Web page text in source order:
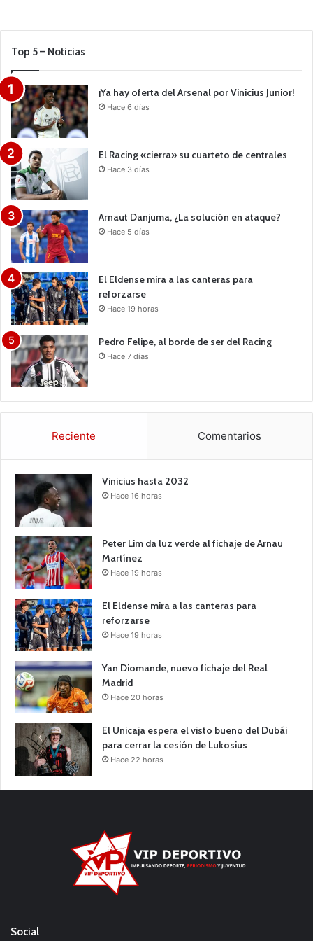
Top 5 – Noticias
¡Ya hay oferta del Arsenal por Vinicius Junior!
Hace 6 días
El Racing «cierra» su cuarteto de centrales
Hace 3 días
Arnaut Danjuma, ¿La solución en ataque?
Hace 5 días
El Eldense mira a las canteras para
reforzarse
Hace 19 horas
Pedro Felipe, al borde de ser del Racing
Hace 7 días
Reciente Comentarios
Vinicius hasta 2032
Hace 16 horas
Peter Lim da luz verde al fichaje de Arnau
Martínez
Hace 19 horas
El Eldense mira a las canteras para
reforzarse
Hace 19 horas
Yan Diomande, nuevo fichaje del Real
Madrid
Hace 20 horas
El Unicaja espera el visto bueno del Dubái
para cerrar la cesión de Lukosius
Hace 22 horas
Social